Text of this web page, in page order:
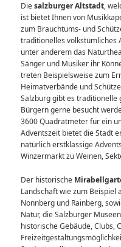
Diesalzburger Altstadt,
ist bietet Ihnen von
zum Brauchtums- und
traditionelles volkstümliches
unter anderem das
Sänger und Musiker ihr
treten Beispielsweise zum
Heimatverbände und
Salzburg gibt es traditionelle
Bürgern gerne besucht
3600 Quadratmeter für ein
Adventszeit bietet die Stadt
natürlich erstklassige
Winzermarkt zu Weinen,
Der historische
Landschaft wie zum Beispiel
Nonnberg und Rainberg,
Natur, die Salzburger
historische Gebäude, Clubs,